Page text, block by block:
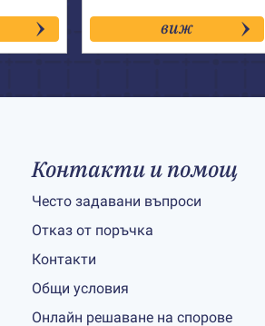
виж
Контакти и помощ
Често задавани въпроси
Отказ от поръчка
Контакти
Общи условия
Онлайн решаване на спорове